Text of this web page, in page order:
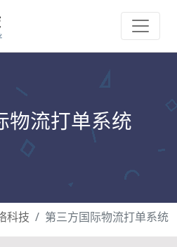
物流打单系统
科技 第三方国际物流打单系统